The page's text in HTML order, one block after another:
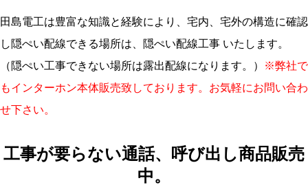
田島電工は豊富な知識と経験により、宅内、宅外の構造に確認
し隠ぺい配線できる場所は、隠ぺい配線工事 いたします。
（隠ぺい工事できない場所は露出配線になります。）
※弊社で
もインターホン本体販売致しております。お気軽にお問い合わ
せ下さい。
工事が要らない通話、呼び出し商品販売
中。